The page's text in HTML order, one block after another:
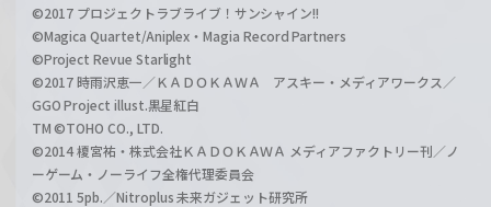
©2017 プロジェクトラブライブ！サンシャイン!!
©Magica Quartet/Aniplex・Magia Record Partners
©Project Revue Starlight
©2017 時雨沢恵一／ＫＡＤＯＫＡＷＡ アスキー・メディアワークス／
GGO Project illust.黒星紅白
TM ©TOHO CO., LTD.
©2014 榎宮祐・株式会社ＫＡＤＯＫＡＷＡ メディアファクトリー刊／ノ
ーゲーム・ノーライフ全権代理委員会
©2011 5pb.／Nitroplus 未来ガジェット研究所